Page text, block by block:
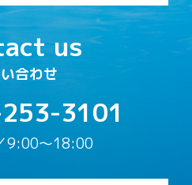
us
合わせ
3101
9:00〜18:00